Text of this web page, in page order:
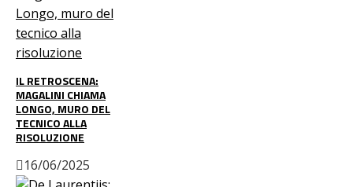
IL RETROSCENA:
MAGALINI CHIAMA
LONGO, MURO DEL
TECNICO ALLA
RISOLUZIONE
16/06/2025